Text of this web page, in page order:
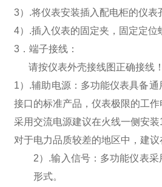
3）.将仪表安装插入配电柜的仪表
4）.插入仪表的固定夹，固定定位
3 ．端子接线：
请按仪表外壳接线图正确接线！
1） .辅助电源：多功能仪表具备通
接口的标准产品，仪表极限的工作
采用交流电源建议在火线一侧安装
对于电力品质较差的地区中，建
2） .输入信号：多功能仪表采
形式。